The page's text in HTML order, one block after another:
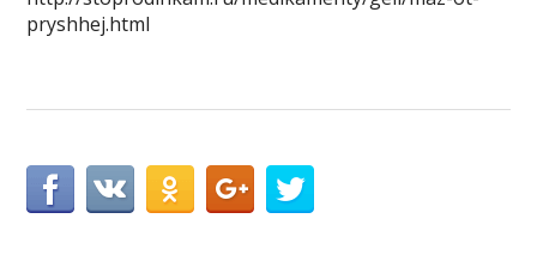
pryshhej.html